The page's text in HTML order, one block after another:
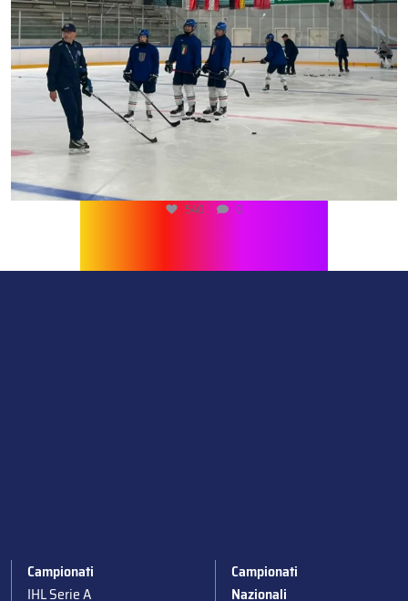
540 0
Campionati
IHL Serie A
Campionati
Nazionali